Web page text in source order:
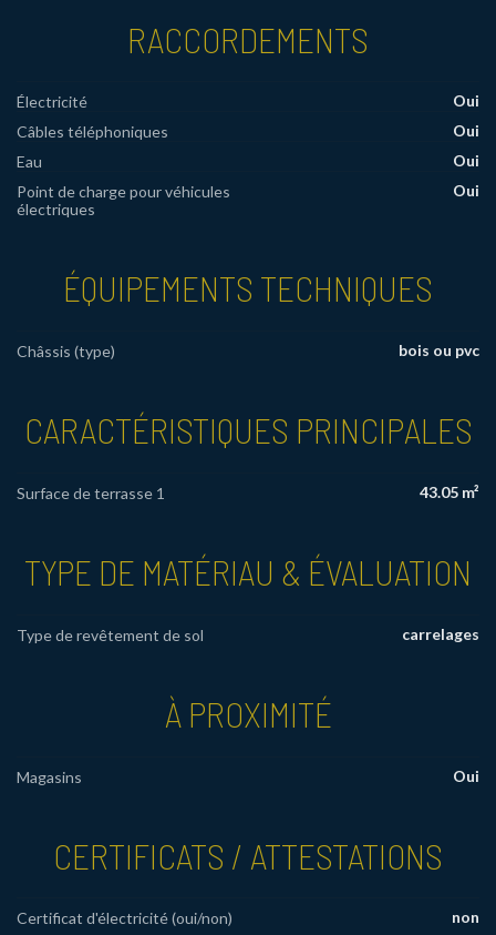
RACCORDEMENTS
Électricité
Oui
Câbles téléphoniques
Oui
Eau
Oui
Point de charge pour véhicules
électriques
Oui
ÉQUIPEMENTS TECHNIQUES
Châssis (type) bois ou pvc
CARACTÉRISTIQUES PRINCIPALES
Surface de terrasse 1 43.05 m²
TYPE DE MATÉRIAU & ÉVALUATION
Type de revêtement de sol carrelages
À PROXIMITÉ
Magasins Oui
CERTIFICATS / ATTESTATIONS
Certificat d'électricité (oui/non) non